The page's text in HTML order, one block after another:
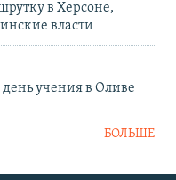
в Херсоне,
власти
учения в Оливе
БОЛЬШЕ